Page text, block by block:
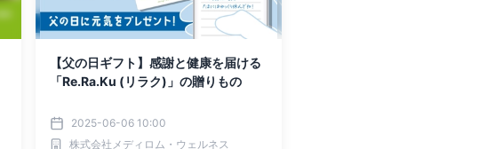
【父の日ギフト】感謝と健康を届ける
「Re.Ra.Ku (リラク)」の贈りもの
2025-06-06 10:00
株式会社メディロム・ウェルネス